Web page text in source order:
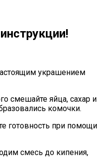
украшением
смешайте яйца, сахар и
комочки.
готовность при помощи
смесь до кипения,